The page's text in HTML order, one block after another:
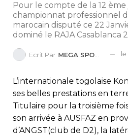
Pour le compte de la 12
championnat professionnel
marocain disputé ce 22
dominé le RAJA Casablanca
Ecrit Par MEGA SPORTS le
L’internationale togolaise
ses belles prestations en
Titulaire pour la troisième
son arrivée à AUSFAZ en
d’ANGST(club de D2), la